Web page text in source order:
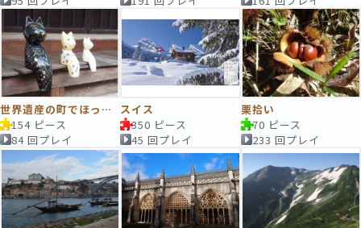
世界遺産の町でほっこり
154 ピース
84 回プレイ
スイス
350 ピース
45 回プレイ
栗拾い
70 ピース
233 回プレイ